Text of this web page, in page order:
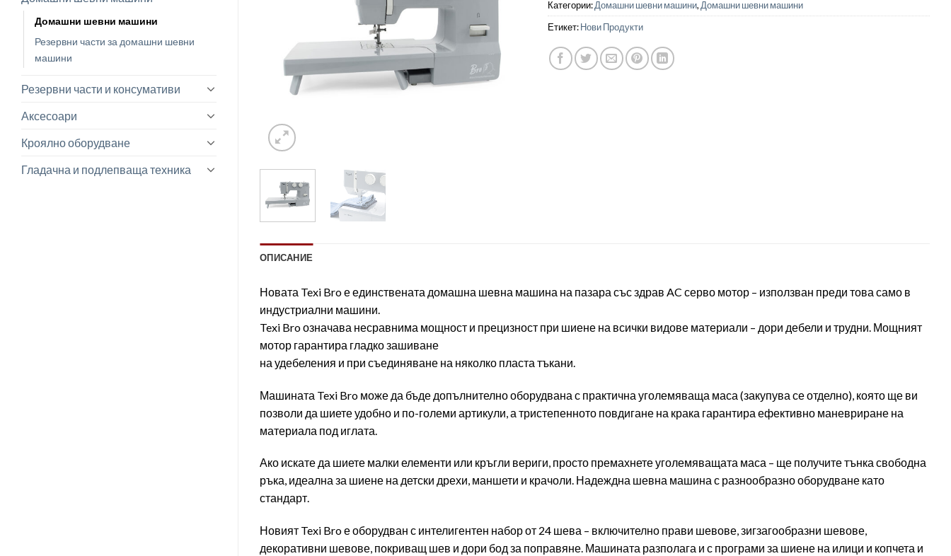
Домашни шевни машини
Резервни части за домашни шевни
машини
Резервни части и консумативи
Аксесоари
Кроялно оборудване
Гладачна и подлепваща техника
Категории:Домашни шевни машини, Домашни шевни машини
Етикет:Нови Продукти
ОПИСАНИЕ
Новата Texi Bro е единствената домашна шевна машина на пазара със здрав AC серво мотор – използван преди това само в
индустриални машини.
Texi Bro означава несравнима мощност и прецизност при шиене на всички видове материали – дори дебели и трудни. Мощният
мотор гарантира гладко зашиване
на удебеления и при съединяване на няколко пласта тъкани.
Машината Texi Bro може да бъде допълнително оборудвана с практична уголемяваща маса (закупува се отделно), която ще ви
позволи да шиете удобно и по-големи артикули, а тристепенното повдигане на крака гарантира ефективно маневриране на
материала под иглата.
Ако искате да шиете малки елементи или кръгли вериги, просто премахнете уголемяващата маса – ще получите тънка свободна
ръка, идеална за шиене на детски дрехи, маншети и крачоли. Надеждна шевна машина с разнообразно оборудване като
стандарт.
Новият Texi Bro е оборудван с интелигентен набор от 24 шева – включително прави шевове, зигзагообразни шевове,
декоративни шевове, покриващ шев и дори бод за поправяне. Машината разполага и с програми за шиене на илици и копчета и